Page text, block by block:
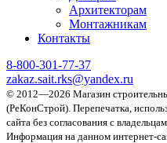
Архитекторам
Монтажникам
Контакты
8-800-301-77-37
zakaz.sait.rks@yandex.ru
© 2012—2026 Магазин
(РеКонСтрой). Перепечатка,
сайта без согласования с
Информация на данном интернет-